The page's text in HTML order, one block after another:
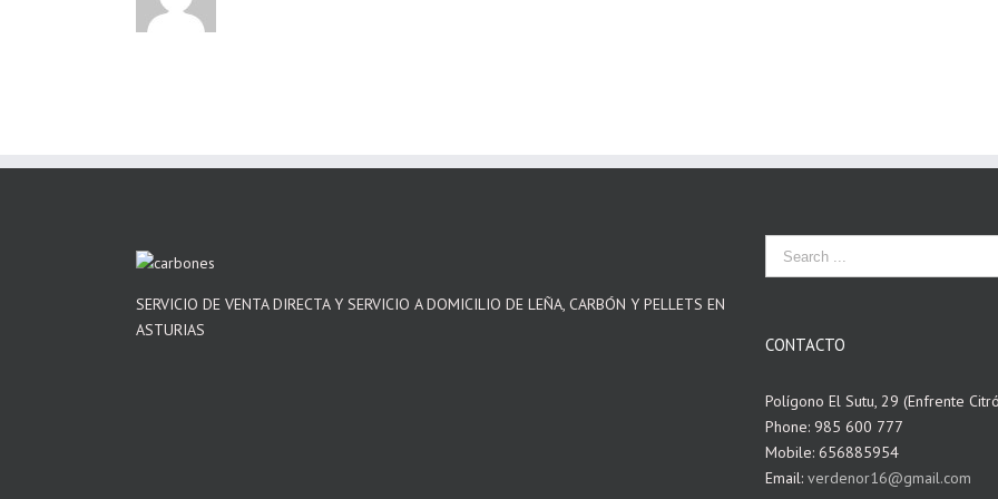
SERVICIO DE VENTA DIRECTA Y SERVICIO A DOMICILIO DE LEÑA, CARBÓN Y PELLETS EN
ASTURIAS
CONTACTO
Polígono El Sutu, 29 (Enfrente
Phone: 985 600 777
Mobile: 656885954
Email: verdenor16@gmail.com